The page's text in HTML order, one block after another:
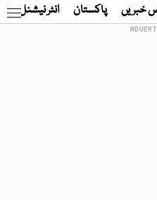
خبریں پاکستان انٹر نیشنل